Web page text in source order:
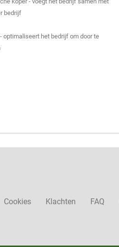
bedrijf
optimaliseert het bedrijf om door te
Cookies Klachten FAQ